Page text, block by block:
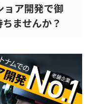
ョア開発で御
ませんか？